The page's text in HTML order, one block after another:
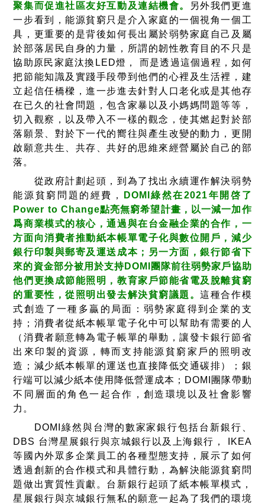
聚集而促進社區友好互動及連結機會。
另外我們更進
一步看到，能源貧窮只是介入家庭的一個視角一個工
具，更重要的是背後如何長出屬於弱勢家庭自己及屬
於部落居民自身的力量，所謂的韌性教育目的不只是
協助原民家庭汰換LED燈， 而是透過這個過程，如何
把節能知識及實踐手段帶到他們的心裡及生活裡，建
立起信任橋樑，進一步進去針對人口老化或是其他存
在已久的社會問題，包含家暴以及小媽媽問題等等，
切入觀察，以及帶入不一樣的觀念，使其燃起對於部
落願景、對於下一代的嚮往與產生改變的動力，更開
啟願意共生、共存、共好的思維來經營屬於自己的部
落。
從政府計劃起頭，到為了找出永續運作解決弱勢
能源貧窮問題的經費，
DOMI綠然在2021年開啓了
Power to Change點亮無窮希望計畫，以一減一加作
爲商業模式的核心，通過與在台金融企業的合作，一
方面向消費者推動紙本帳單電子化與數位開戶，減少
銀行印製與郵寄及運送成本；另一方面，銀行節省下
來的資金部分被用於支持DOMI團隊前往弱勢家戶協助
他們更換成節能照明，教育家戶節能省電及脫離貧窮
的重要性，從照明出發去解決貧窮議題。這種合作模
式創造了一種多贏的局面：弱勢家庭得到企業的支
持；消費者從紙本帳單電子化中可以幫助有需要的人
（消費者願意轉為電子帳單的舉動，讓發卡銀行節省
出來印製的資源，轉而支持能源貧窮家戶的照明改
造；減少紙本帳單的運送也直接降低交通碳排）；銀
行端可以減少紙本使用降低營運成本；DOMI團隊帶動
不同層面的角色一起合作，創造環境以及社會影響
力。
DOMI綠然與台灣的數家家銀行包括台新銀行、
DBS 台灣星展銀行與京城銀行以及上海銀行， IKEA
等國內外眾多企業員工的各種型態支持，展示了如何
透過創新的合作模式和具體行動，為解決能源貧窮問
題做出實質性貢獻。台新銀行起頭了紙本帳單模式，
星展銀行與京城銀行無私的願意一起為了我們的環境